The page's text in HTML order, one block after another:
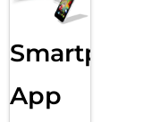
Smartphone
App